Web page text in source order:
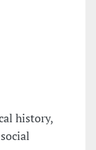
history,